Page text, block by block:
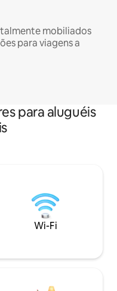
mobiliados
para viagens a
para aluguéis
Wi-Fi